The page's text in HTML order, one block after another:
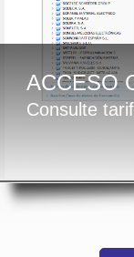
ACCESO
Consulte